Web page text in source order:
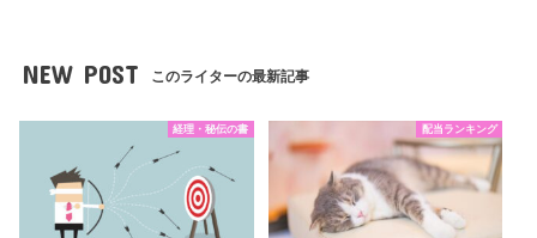
NEW POST このライターの最新記事
経理・秘伝の書 配当ランキング